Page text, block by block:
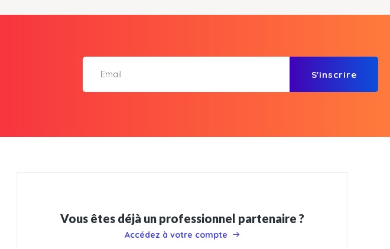
S'inscrire
Vous êtes déjà un professionnel partenaire ?
Accédez à votre compte